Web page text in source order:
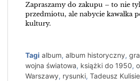
Zapraszamy do zakupu – to nie
przedmiotu, ale nabycie kawałka
kultury.
Tagi album, album historyczny,
wojna światowa, książki do 1950,
Warszawy, rysunki, Tadeusz